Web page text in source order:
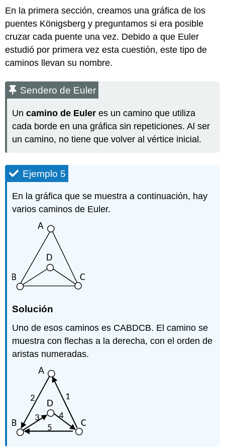
En la primera sección, creamos una gráfica de los
puentes Königsberg y preguntamos si era posible
cruzar cada puente una vez. Debido a que Euler
estudió por primera vez esta cuestión, este tipo de
caminos llevan su nombre.
Sendero de Euler
Uncamino de Euler es un camino que utiliza
cada borde en una gráfica sin repeticiones. Al ser
un camino, no tiene que volver al vértice inicial.
Ejemplo 5
En la gráfica que se muestra a continuación, hay
varios caminos de Euler.
Solución
Uno de esos caminos es CABDCB. El camino se
muestra con flechas a la derecha, con el orden de
aristas numeradas.